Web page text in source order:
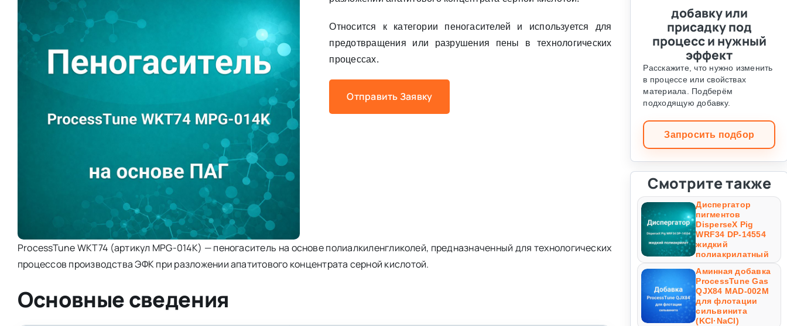
Относится к категории пеногасителей и используется для
предотвращения или разрушения пены в технологических
процессах.
Отправить Заявку
ProcessTune WKT74 (артикул MPG-014K) — пеногаситель на основе полиалкиленгликолей, предназначенный для технологических
процессов производства ЭФК при разложении апатитового концентрата серной кислотой.
Основные сведения
добавку или
присадку под
процесс и нужный
эффект
Расскажите, что нужно изменить
в процессе или свойствах
материала. Подберём
подходящую добавку.
Запросить подбор
Смотрите также
Диспергатор
пигментов
DisperseX Pig
WRF34 DP-14554
жидкий
полиакрилатный
Аминная добавка
ProcessTune Gas
QJX84 MAD-002M
для флотации
сильвинита
(KCl·NaCl)